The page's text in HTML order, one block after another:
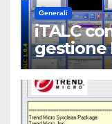
Generali
iTALC
gestione